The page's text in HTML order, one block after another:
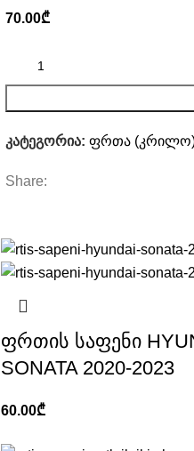
70.00₾
კატეგორია: ფრთა (კრილო)
Share:
ფრთის საფენი
SONATA 2020-2023
60.00₾